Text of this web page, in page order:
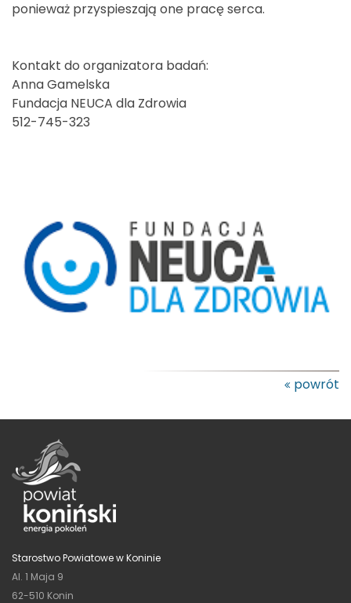
ponieważ przyspieszają one pracę serca.
Kontakt do organizatora badań:
Anna Gamelska
Fundacja NEUCA dla Zdrowia
512-745-323
powrót
Starostwo Powiatowe w Koninie
Al. 1 Maja 9
62-510 Konin